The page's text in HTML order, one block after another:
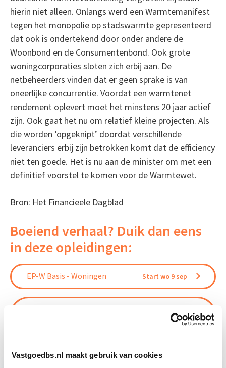
Vastgoedbs.nl maakt gebruik van cookies
hierin niet alleen. Onlangs werd een Warmtemanifest
tegen het monopolie op stadswarmte gepresenteerd
dat ook is ondertekend door onder andere de
Woonbond en de Consumentenbond. Ook grote
woningcorporaties sloten zich erbij aan. De
netbeheerders vinden dat er geen sprake is van
oneerlijke concurrentie. Voordat een warmtenet
rendement oplevert moet het minstens 20 jaar actief
zijn. Ook gaat het nu om relatief kleine projecten. Als
die worden ‘opgeknipt’ doordat verschillende
leveranciers erbij zijn betrokken komt dat de efficiency
niet ten goede. Het is nu aan de minister om met een
definitief voorstel te komen voor de Warmtewet.
Bron: Het Financieele Dagblad
Boeiend verhaal? Duik dan eens
in deze opleidingen:
EP-W Basis - Woningen Start wo 9 sep
28 okt